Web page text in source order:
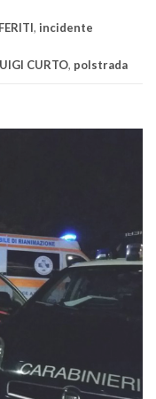
FERITI, incidente
CURTO, polstrada